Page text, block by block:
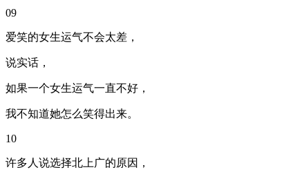
09
爱笑的女生运气不会太差，
说实话，
如果一个女生运气一直不好，
我不知道她怎么笑得出来。
10
许多人说选择北上广的原因，